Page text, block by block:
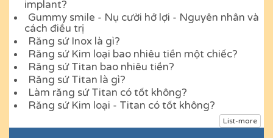
implant?
Gummy smile - Nụ cười hở lợi - Nguyên nhân và
cách điều trị
Răng sứ Inox là gì?
Răng sứ Kim loại bao nhiêu tiền một chiếc?
Răng sứ Titan bao nhiêu tiền?
Răng sứ Titan là gì?
Làm răng sứ Titan có tốt không?
Răng sứ Kim loại - Titan có tốt không?
List-more